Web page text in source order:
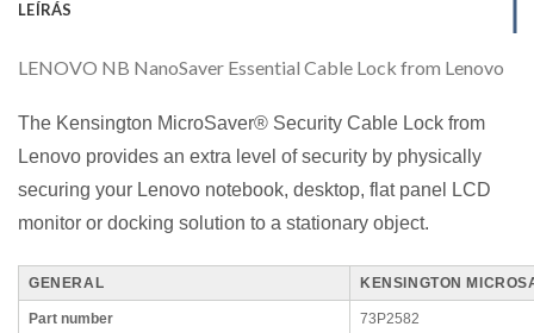
LEÍRÁS
LENOVO NB NanoSaver Essential Cable Lock from Lenovo
The Kensington MicroSaver® Security Cable Lock from
Lenovo provides an extra level of security by physically
securing your Lenovo notebook, desktop, flat panel LCD
monitor or docking solution to a stationary object.
GENERAL KENSINGTON
Part number 73P2582